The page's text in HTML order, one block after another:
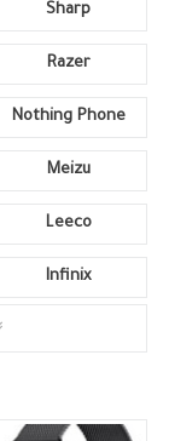
Sharp
Razer
Nothing Phone
Meizu
Leeco
Infinix